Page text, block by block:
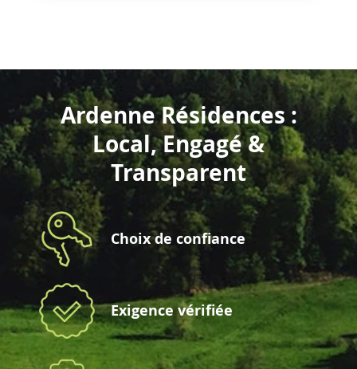
Ardenne Résidences :
Local, Engagé &
Transparent
Choix de confiance
Exigence vérifiée